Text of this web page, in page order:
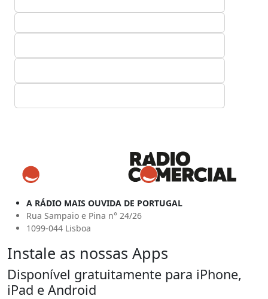
A RÁDIO MAIS OUVIDA DE PORTUGAL
Rua Sampaio e Pina n° 24/26
1099-044 Lisboa
Instale as nossas Apps
Disponível gratuitamente para iPhone,
iPad e Android